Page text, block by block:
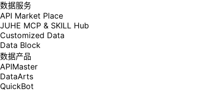
数据服务
API Market Place
JUHE MCP & SKILL Hub
Customized Data
Data Block
数据产品
APIMaster
DataArts
QuickBot